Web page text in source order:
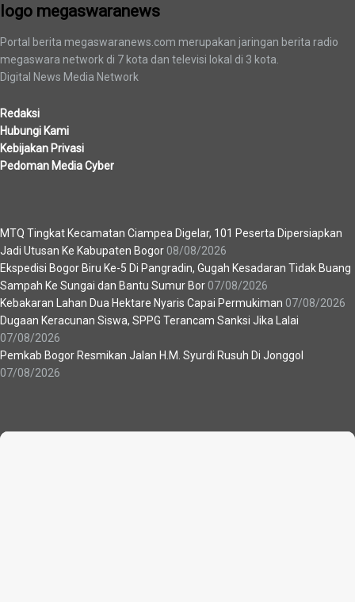
logo megaswaranews
Portal berita megaswaranews.com merupakan jaringan berita radio
megaswara network di 7 kota dan televisi lokal di 3 kota.
Digital News Media Network
Redaksi
Hubungi Kami
Kebijakan Privasi
Pedoman Media Cyber
MTQ Tingkat Kecamatan Ciampea Digelar, 101 Peserta Dipersiapkan
Jadi Utusan Ke Kabupaten Bogor 08/08/2026
Ekspedisi Bogor Biru Ke-5 Di Pangradin, Gugah Kesadaran Tidak Buang
Sampah Ke Sungai dan Bantu Sumur Bor 07/08/2026
Kebakaran Lahan Dua Hektare Nyaris Capai Permukiman 07/08/2026
Dugaan Keracunan Siswa, SPPG Terancam Sanksi Jika Lalai
07/08/2026
Pemkab Bogor Resmikan Jalan H.M. Syurdi Rusuh Di Jonggol
07/08/2026